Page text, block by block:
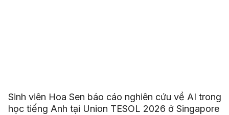
Sinh viên Hoa Sen báo cáo nghiên cứu về AI trong
học tiếng Anh tại Union TESOL 2026 ở Singapore